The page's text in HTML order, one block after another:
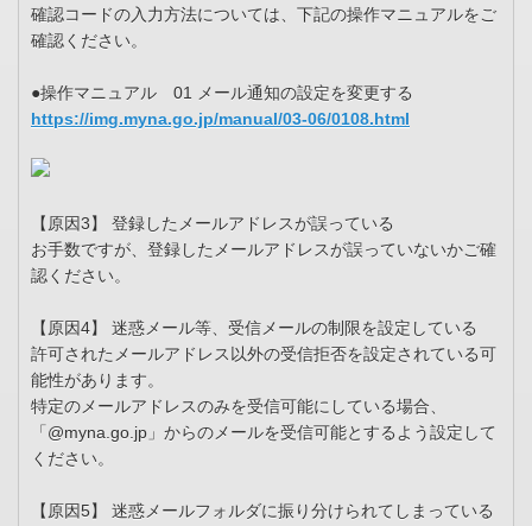
確認コードの入力方法については、下記の操作マニュアルをご
確認ください。
●操作マニュアル 01 メール通知の設定を変更する
https://img.myna.go.jp/manual/03-06/0108.html
【原因3】 登録したメールアドレスが誤っている
お手数ですが、登録したメールアドレスが誤っていないかご確
認ください。
【原因4】 迷惑メール等、受信メールの制限を設定している
許可されたメールアドレス以外の受信拒否を設定されている可
能性があります。
特定のメールアドレスのみを受信可能にしている場合、
「@myna.go.jp」からのメールを受信可能とするよう設定して
ください。
【原因5】 迷惑メールフォルダに振り分けられてしまっている